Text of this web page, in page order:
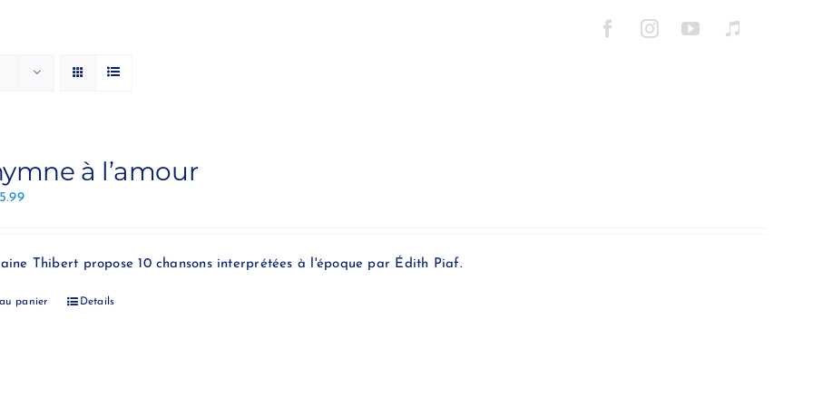
à l’amour
Thibert propose 10 chansons interprétées à l'époque par Édith Piaf.
panier Details